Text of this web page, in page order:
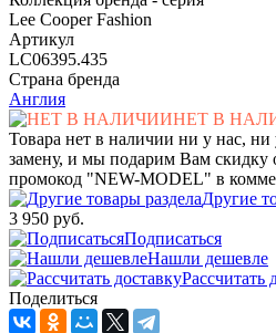
Lee Cooper Fashion
Артикул
LC06395.435
Страна бренда
Англия
НЕТ В
Товара нет в наличии ни у нас,
замену, и мы подарим Вам скидку
промокод "NEW-MODEL" в
Другие
3 950 руб.
Подписаться
Нашли дешевле
Рассчитать
Поделиться